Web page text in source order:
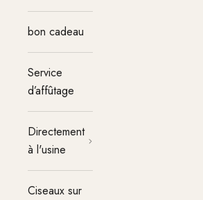
bon cadeau
Service
d’affûtage
Directement
à l'usine
Ciseaux sur